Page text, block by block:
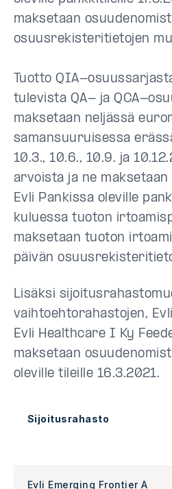
maksetaan
osuusrekisteritietojen
Tuotto QIA-
tulevista QA- ja QCA-
maksetaan neljässä
samansuuruisessa
10.3., 10.6., 10.9. ja
arvoista ja ne
Evli Pankissa oleville
kuluessa tuoton
maksetaan tuoton
päivän
Lisäksi
vaihtoehtorahastojen,
Evli Healthcare I Ky
maksetaan
oleville tileille 16.3.2021.
Sijoitusrahasto
Evli Emerging Frontier A